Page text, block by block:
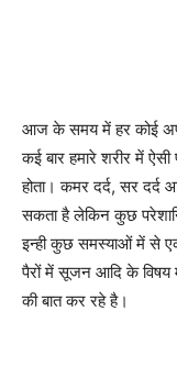
आज के समय में हर कोई
कई बार हमारे शरीर में
होता। कमर दर्द, सर दर्द
सकता है लेकिन कुछ
इन्ही कुछ समस्याओं में से
पैरों में सूजन आदि के विषय
की बात कर रहे है।